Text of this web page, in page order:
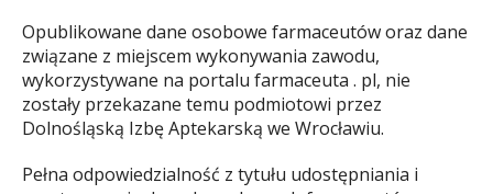
Opublikowane dane osobowe farmaceutów oraz dane
związane z miejscem wykonywania zawodu,
wykorzystywane na portalu farmaceuta . pl, nie
zostały przekazane temu podmiotowi przez
Dolnośląską Izbę Aptekarską we Wrocławiu.
Pełna odpowiedzialność z tytułu udostępniania i